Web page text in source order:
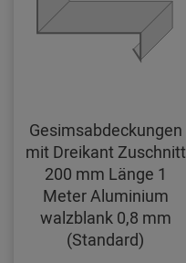
Gesimsabdeckungen
mit Dreikant Zuschnitt
200 mm Länge 1
Meter Aluminium
walzblank 0,8 mm
(Standard)